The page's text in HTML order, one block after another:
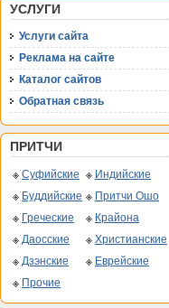
УСЛУГИ
Услуги сайта
Реклама на сайте
Каталог сайтов
Обратная связь
ПРИТЧИ
Суфийские
Индийские
Буддийские
Притчи Ошо
Греческие
Крайона
Даосские
Христианские
Дзэнские
Еврейские
Прочие